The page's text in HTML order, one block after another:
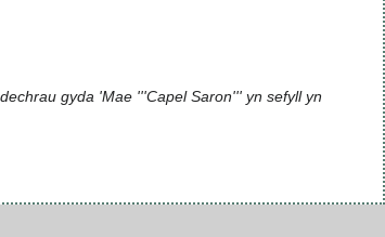
gyda 'Mae '''Capel Saron''' yn sefyll yn